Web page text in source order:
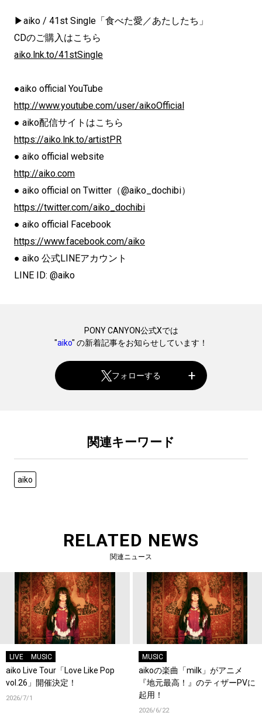
▶aiko / 41st Single「食べた愛／あたしたち」
CDのご購入はこちら
aiko.lnk.to/41stSingle
●aiko official YouTube
http://www.youtube.com/user/aikoOfficial
● aiko配信サイトはこちら
https://aiko.lnk.to/artistPR
● aiko official website
http://aiko.com
● aiko official on Twitter（@aiko_dochibi）
https://twitter.com/aiko_dochibi
● aiko official Facebook
https://www.facebook.com/aiko
● aiko 公式LINEアカウント
LINE ID: @aiko
PONY CANYON公式Xでは
"aiko" の新着記事をお知らせしています！
フォローする
関連キーワード
aiko
RELATED NEWS
関連ニュース
LIVE MUSIC
aiko Live Tour「Love Like Pop
vol.26」開催決定！
2026/7/1
MUSIC
aikoの楽曲「milk」がアニメ
『地元最高！』のティザーPVに
起用！
2026/6/22